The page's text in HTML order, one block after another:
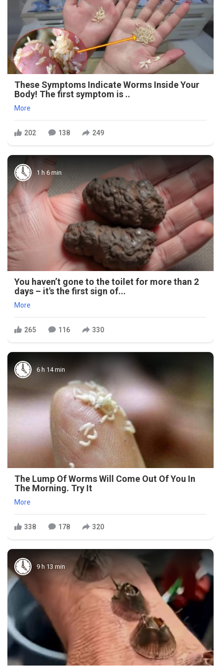
These Symptoms Indicate Worms Inside Your
Body! The first symptom is ..
More
202 138 249
1 h 6 min
You haven’t gone to the toilet for more than 2
days – it's the first sign of...
More
265 116 330
6 h 14 min
The Lump Of Worms Will Come Out Of You In
The Morning. Try It
More
338 178 320
9 h 13 min